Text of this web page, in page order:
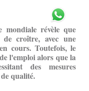
révèle que
de croître, avec une
cours. Toutefois, le
l'emploi alors que la
des mesures
qualité.